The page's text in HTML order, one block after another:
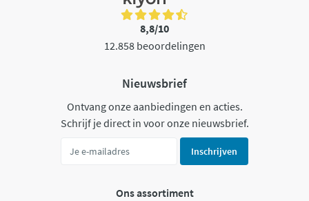
8,8/10
12.858 beoordelingen
Nieuwsbrief
Ontvang onze aanbiedingen en acties.
Schrijf je direct in voor onze nieuwsbrief.
Inschrijven
Ons assortiment